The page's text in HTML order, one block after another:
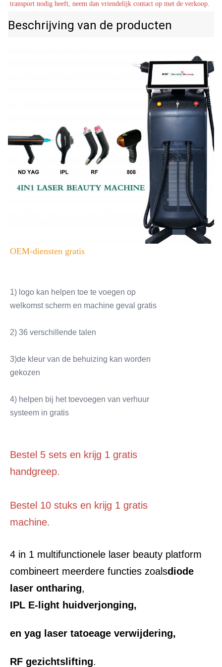
geschikt voor huidtype I-IV
755 810 1064 nm 808 nm haarverwijderingsmachine
transport nodig heeft, neem dan vriendelijk contact op met de verkoop.
Beschrijving van de producten
OEM-diensten gratis
1) logo kan helpen toe te voegen op
welkomst scherm en machine geval gratis
2) 36 verschillende talen
3)de kleur van de behuizing kan worden
gekozen
4) helpen bij het toevoegen van verhuur
systeem in gratis
Bestel 5 sets en krijg 1 gratis
handgreep.
Bestel 10 stuks en krijg 1 gratis
machine.
4 in 1 multifunctionele laser beauty platform
combineert meerdere functies zoalsdiode
laser ontharing,
IPL E-light huidverjonging,
en yag laser tatoeage verwijdering,
RF gezichtslifting.